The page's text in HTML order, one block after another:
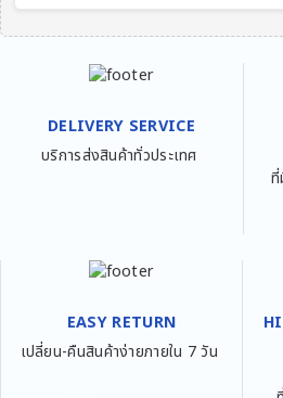
DELIVERY SERVICE
บริการส่งสินค้าทั่วประเทศ
EASY RETURN
เปลี่ยน-คืนสินค้าง่ายภายใน 7 วัน